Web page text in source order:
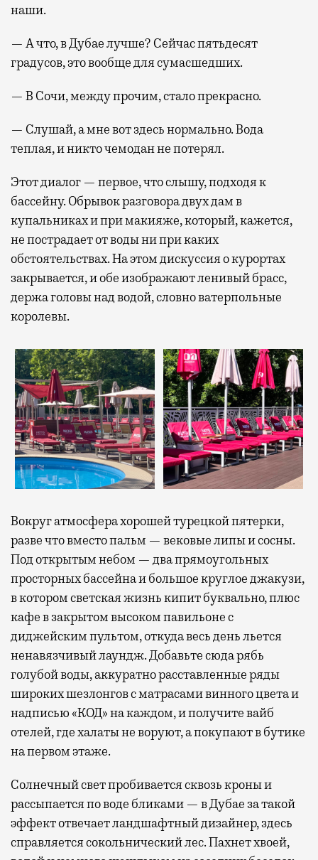
наши.
— А что, в Дубае лучше? Сейчас пятьдесят
градусов, это вообще для сумасшедших.
— В Сочи, между прочим, стало прекрасно.
— Слушай, а мне вот здесь нормально. Вода
теплая, и никто чемодан не потерял.
Этот диалог — первое, что слышу, подходя к
бассейну. Обрывок разговора двух дам в
купальниках и при макияже, который, кажется,
не пострадает от воды ни при каких
обстоятельствах. На этом дискуссия о курортах
закрывается, и обе изображают ленивый брасс,
держа головы над водой, словно ватерпольные
королевы.
Вокруг атмосфера хорошей турецкой пятерки,
разве что вместо пальм — вековые липы и сосны.
Под открытым небом — два прямоугольных
просторных бассейна и большое круглое джакузи,
в котором светская жизнь кипит буквально, плюс
кафе в закрытом высоком павильоне с
диджейским пультом, откуда весь день льется
ненавязчивый лаундж. Добавьте сюда рябь
голубой воды, аккуратно расставленные ряды
широких шезлонгов с матрасами винного цвета и
надписью «КОД» на каждом, и получите вайб
отелей, где халаты не воруют, а покупают в бутике
на первом этаже.
Солнечный свет пробивается сквозь кроны и
рассыпается по воде бликами — в Дубае за такой
эффект отвечает ландшафтный дизайнер, здесь
справляется сокольнический лес. Пахнет хвоей,